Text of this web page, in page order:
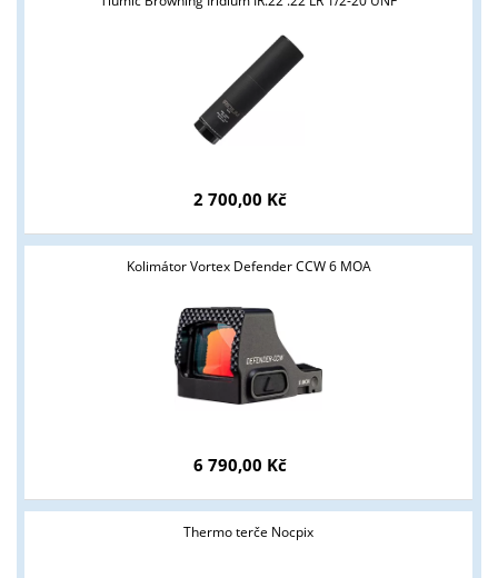
2 700,00 Kč
Kolimátor Vortex Defender CCW 6 MOA
6 790,00 Kč
Thermo terče Nocpix
Tyto stránky jsou určeny pouze odborné veřejnosti od 18 let a